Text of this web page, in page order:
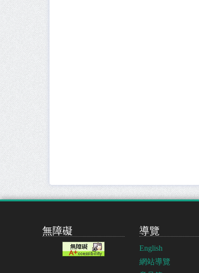
無障礙 導覽
English
網站導覽